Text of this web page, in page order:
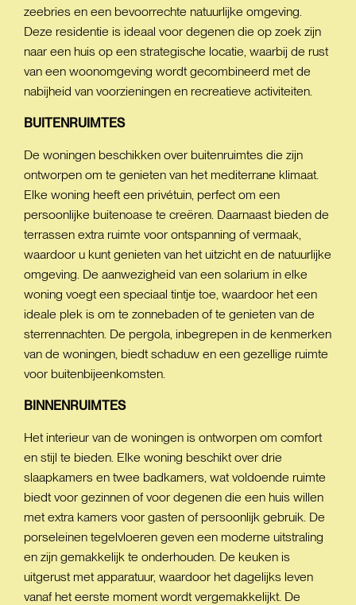
zeebries en een bevoorrechte natuurlijke omgeving.
Deze residentie is ideaal voor degenen die op zoek zijn
naar een huis op een strategische locatie, waarbij de rust
van een woonomgeving wordt gecombineerd met de
nabijheid van voorzieningen en recreatieve activiteiten.
BUITENRUIMTES
De woningen beschikken over buitenruimtes die zijn
ontworpen om te genieten van het mediterrane klimaat.
Elke woning heeft een privétuin, perfect om een
persoonlijke buitenoase te creëren. Daarnaast bieden de
terrassen extra ruimte voor ontspanning of vermaak,
waardoor u kunt genieten van het uitzicht en de natuurlijke
omgeving. De aanwezigheid van een solarium in elke
woning voegt een speciaal tintje toe, waardoor het een
ideale plek is om te zonnebaden of te genieten van de
sterrennachten. De pergola, inbegrepen in de kenmerken
van de woningen, biedt schaduw en een gezellige ruimte
voor buitenbijeenkomsten.
BINNENRUIMTES
Het interieur van de woningen is ontworpen om comfort
en stijl te bieden. Elke woning beschikt over drie
slaapkamers en twee badkamers, wat voldoende ruimte
biedt voor gezinnen of voor degenen die een huis willen
met extra kamers voor gasten of persoonlijk gebruik. De
porseleinen tegelvloeren geven een moderne uitstraling
en zijn gemakkelijk te onderhouden. De keuken is
uitgerust met apparatuur, waardoor het dagelijks leven
vanaf het eerste moment wordt vergemakkelijkt. De